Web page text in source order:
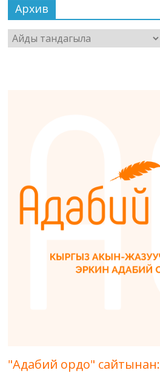
Архив
Архив
"Адабий ордо" сайтынан: